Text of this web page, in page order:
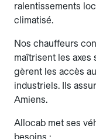
ralentissements
climatisé.
Nos chauffeurs
maîtrisent les axes
gèrent les accès
industriels. Ils
Amiens.
Allocab met ses